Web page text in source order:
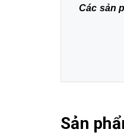
Các sản
Sản